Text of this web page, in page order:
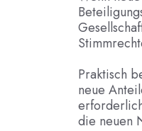
Praktisch
neue
die neuen